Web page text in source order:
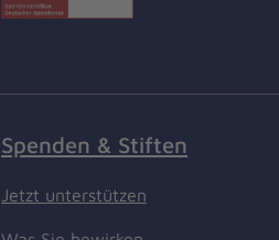
Spenden & Stiften
Jetzt unterstützen